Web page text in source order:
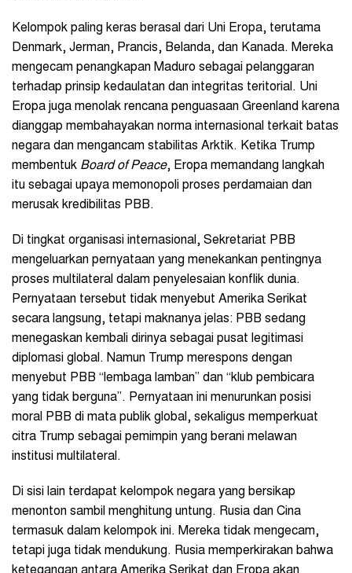
Kelompok paling keras berasal dari Uni Eropa, terutama
Denmark, Jerman, Prancis, Belanda, dan Kanada. Mereka
mengecam penangkapan Maduro sebagai pelanggaran
terhadap prinsip kedaulatan dan integritas teritorial. Uni
Eropa juga menolak rencana penguasaan Greenland karena
dianggap membahayakan norma internasional terkait batas
negara dan mengancam stabilitas Arktik. Ketika Trump
membentuk Board of Peace, Eropa memandang langkah
itu sebagai upaya memonopoli proses perdamaian dan
merusak kredibilitas PBB.
Di tingkat organisasi internasional, Sekretariat PBB
mengeluarkan pernyataan yang menekankan pentingnya
proses multilateral dalam penyelesaian konflik dunia.
Pernyataan tersebut tidak menyebut Amerika Serikat
secara langsung, tetapi maknanya jelas: PBB sedang
menegaskan kembali dirinya sebagai pusat legitimasi
diplomasi global. Namun Trump merespons dengan
menyebut PBB “lembaga lamban” dan “klub pembicara
yang tidak berguna”. Pernyataan ini menurunkan posisi
moral PBB di mata publik global, sekaligus memperkuat
citra Trump sebagai pemimpin yang berani melawan
institusi multilateral.
Di sisi lain terdapat kelompok negara yang bersikap
menonton sambil menghitung untung. Rusia dan Cina
termasuk dalam kelompok ini. Mereka tidak mengecam,
tetapi juga tidak mendukung. Rusia memperkirakan bahwa